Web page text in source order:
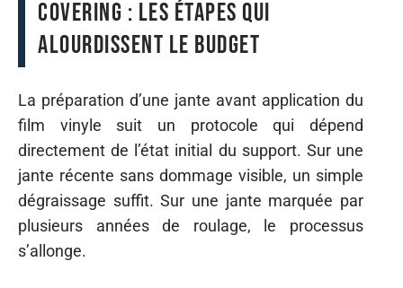
covering : les étapes qui
alourdissent le budget
La préparation d’une jante avant application du
film vinyle suit un protocole qui dépend
directement de l’état initial du support. Sur une
jante récente sans dommage visible, un simple
dégraissage suffit. Sur une jante marquée par
plusieurs années de roulage, le processus
s’allonge.